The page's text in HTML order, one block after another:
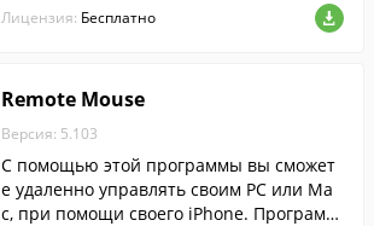
Лицензия: Бесплатно
Remote Mouse
Версия: 5.103
С помощью этой программы вы сможет
е удаленно управлять своим PC или Ma
c, при помощи своего iPhone. Программ